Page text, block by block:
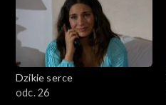
Dzikie serce
odc. 26